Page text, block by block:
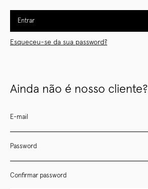
Entrar
Esqueceu-se da sua password?
Ainda não é nosso cliente?
E-mail
Password
Confirmar password